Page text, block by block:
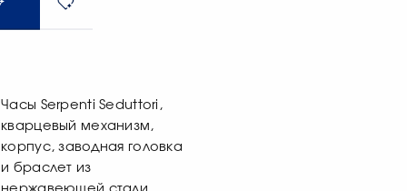
Часы Serpenti Seduttori,
кварцевый механизм,
корпус, заводная головка
и браслет из